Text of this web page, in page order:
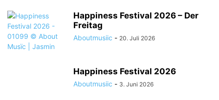
Happiness Festival 2026 – Der
Freitag
Aboutmusiic - 20. Juli 2026
Happiness Festival 2026
Aboutmusiic - 3. Juni 2026